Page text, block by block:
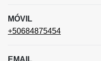
MÓVIL
+50684875454
EMAIL